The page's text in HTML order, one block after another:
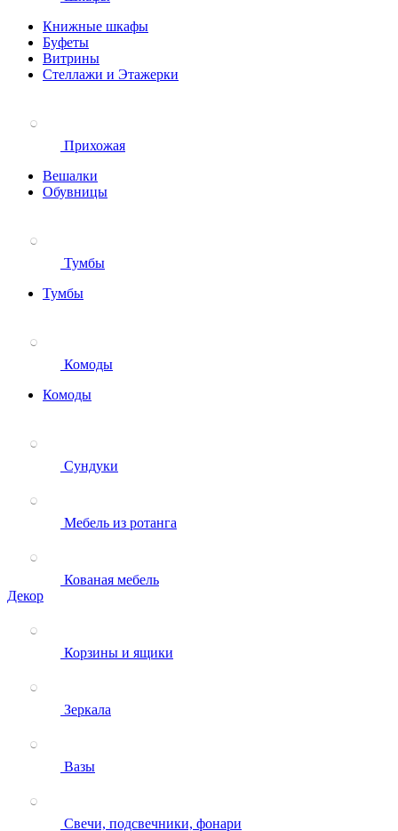
Книжные шкафы
Буфеты
Витрины
Стеллажи и Этажерки
Прихожая
Вешалки
Обувницы
Тумбы
Тумбы
Комоды
Комоды
Сундуки
Мебель из ротанга
Кованая мебель
Декор
Корзины и ящики
Зеркала
Вазы
Свечи, подсвечники, фонари